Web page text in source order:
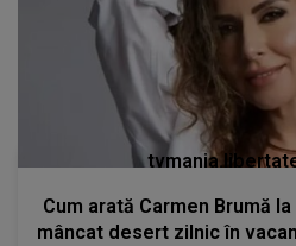
Cum arată Carmen Brumă
mâncat desert zilnic în